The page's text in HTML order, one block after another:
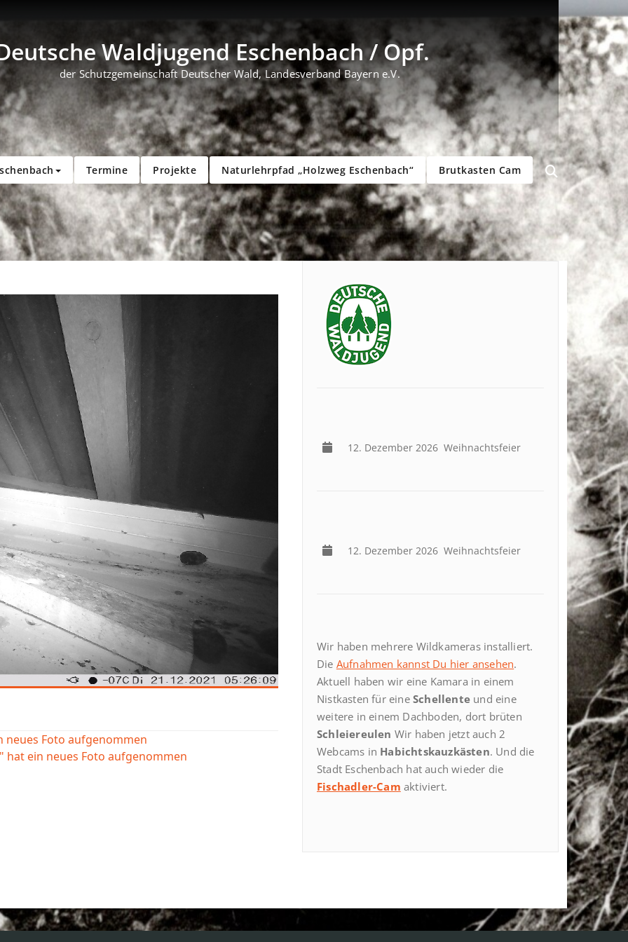
Waldjugend Eschenbach / Opf.
der Schutzgemeinschaft Deutscher Wald, Landesverband Bayern e.V.
Termine Projekte Naturlehrpfad „Holzweg Eschenbach“ Brutkasten Cam
neues Foto aufgenommen
hat ein neues Foto aufgenommen
12. Dezember 2026 Weihnachtsfeier
12. Dezember 2026 Weihnachtsfeier
Wir haben mehrere Wildkameras installiert.
Die Aufnahmen kannst Du hier ansehen.
Aktuell haben wir eine Kamara in einem
Nistkasten für eine Schellente und eine
weitere in einem Dachboden, dort brüten
Schleiereulen Wir haben jetzt auch 2
Webcams in Habichtskauzkästen. Und die
Stadt Eschenbach hat auch wieder die
Fischadler-Cam aktiviert.